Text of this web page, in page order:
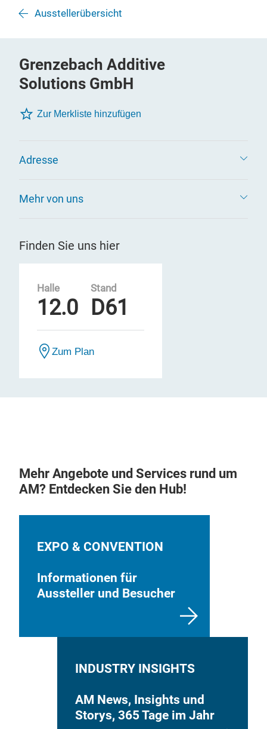
Ausstellerübersicht
Grenzebach Additive
Solutions GmbH
Zur Merkliste hinzufügen
Adresse
Mehr von uns
Finden Sie uns hier
Halle
12.0
Stand
D61
Zum Plan
Mehr Angebote und Services rund um
AM? Entdecken Sie den Hub!
EXPO & CONVENTION
Informationen für
Aussteller und Besucher
INDUSTRY INSIGHTS
AM News, Insights und
Storys, 365 Tage im Jahr